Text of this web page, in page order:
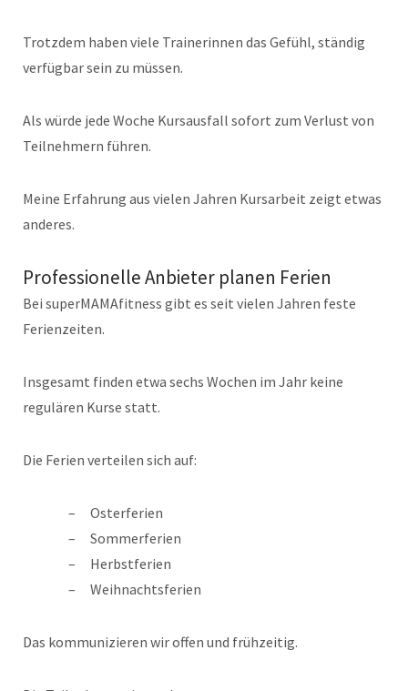
Trotzdem haben viele Trainerinnen das Gefühl, ständig
verfügbar sein zu müssen.
Als würde jede Woche Kursausfall sofort zum Verlust von
Teilnehmern führen.
Meine Erfahrung aus vielen Jahren Kursarbeit zeigt etwas
anderes.
Professionelle Anbieter planen Ferien
Bei superMAMAfitness gibt es seit vielen Jahren feste
Ferienzeiten.
Insgesamt finden etwa sechs Wochen im Jahr keine
regulären Kurse statt.
Die Ferien verteilen sich auf:
Osterferien
Sommerferien
Herbstferien
Weihnachtsferien
Das kommunizieren wir offen und frühzeitig.